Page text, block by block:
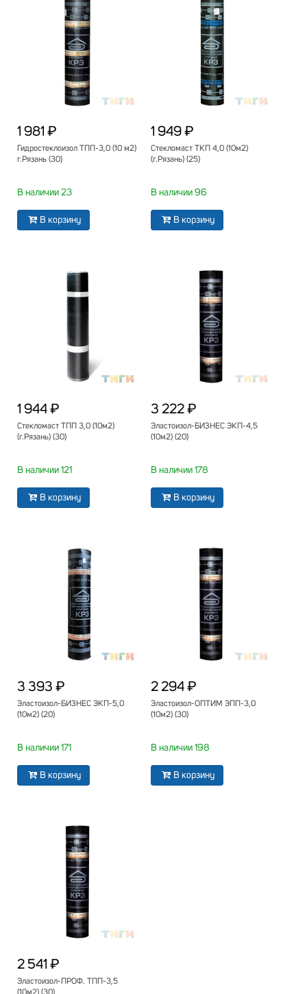
1 981 ₽
Гидростеклоизол ТПП-3,0 (10 м2)
г.Рязань (30)
В наличии 23
В корзину
1 949 ₽
Стекломаст ТКП 4,0 (10м2)
(г.Рязань) (25)
В наличии 96
В корзину
1 944 ₽
Стекломаст ТПП 3,0 (10м2)
(г.Рязань) (30)
В наличии 121
В корзину
3 222 ₽
Эластоизол-БИЗНЕС ЭКП-4,5
(10м2) (20)
В наличии 178
В корзину
3 393 ₽
Эластоизол-БИЗНЕС ЭКП-5,0
(10м2) (20)
В наличии 171
В корзину
2 294 ₽
Эластоизол-ОПТИМ ЭПП-3,0
(10м2) (30)
В наличии 198
В корзину
2 541 ₽
Эластоизол-ПРОФ. ТПП-3,5